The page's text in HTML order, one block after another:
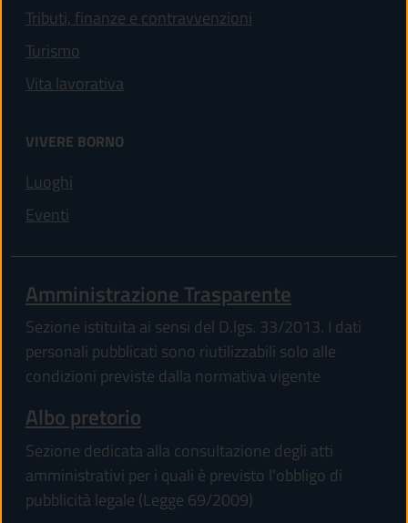
Tributi, finanze e contravvenzioni
Turismo
Vita lavorativa
VIVERE BORNO
Luoghi
Eventi
Amministrazione Trasparente
Sezione istituita ai sensi del D.lgs. 33/2013. I dati
personali pubblicati sono riutilizzabili solo alle
condizioni previste dalla normativa vigente
Albo pretorio
Sezione dedicata alla consultazione degli atti
amministrativi per i quali è previsto l'obbligo di
pubblicità legale (Legge 69/2009)